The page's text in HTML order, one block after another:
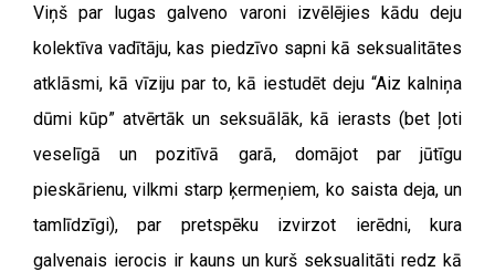
Viņš par lugas galveno varoni izvēlējies kādu deju
kolektīva vadītāju, kas piedzīvo sapni kā seksualitātes
atklāsmi, kā vīziju par to, kā iestudēt deju “Aiz kalniņa
dūmi kūp” atvērtāk un seksuālāk, kā ierasts (bet ļoti
veselīgā un pozitīvā garā, domājot par jūtīgu
pieskārienu, vilkmi starp ķermeņiem, ko saista deja, un
tamlīdzīgi), par pretspēku izvirzot ierēdni, kura
galvenais ierocis ir kauns un kurš seksualitāti redz kā